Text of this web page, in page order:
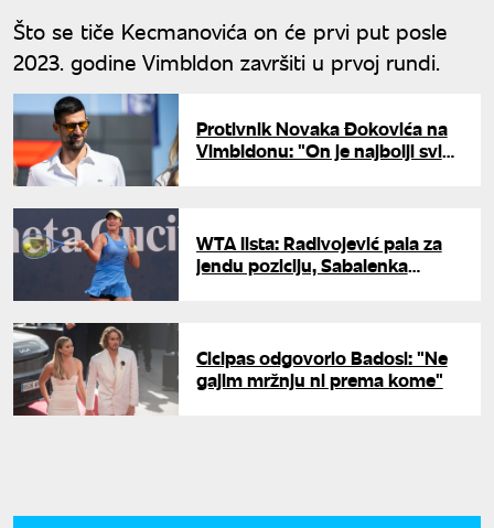
Što se tiče Kecmanovića on će prvi put posle
2023. godine Vimbldon završiti u prvoj rundi.
Protivnik Novaka Đokovića na
Vimbldonu: "On je najbolji svih
WTA lista: Radivojević pala za
jendu poziciju, Sabalenka
Cicipas odgovorio Badosi: "Ne
gajim mržnju ni prema kome"